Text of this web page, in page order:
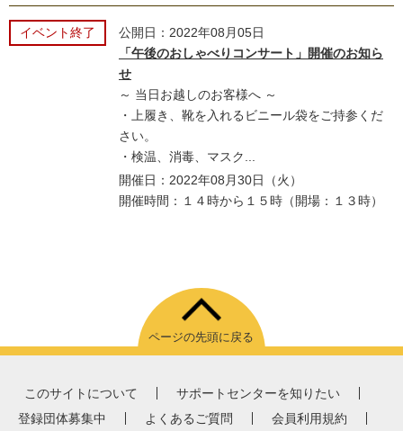
イベント終了
公開日：2022年08月05日
「午後のおしゃべりコンサート」開催のお知ら
せ
～ 当日お越しのお客様へ ～
・上履き、靴を入れるビニール袋をご持参くだ
さい。
・検温、消毒、マスク...
開催日：2022年08月30日（火）
開催時間：１４時から１５時（開場：１３時）
ページの先頭に戻る
このサイトについて
サポートセンターを知りたい
登録団体募集中
よくあるご質問 会員利用規約